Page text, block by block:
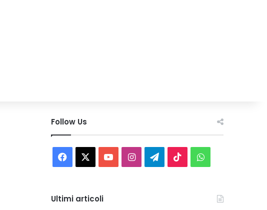
Follow Us
Facebook You InstagramTelegram
TikTokWhatsApp
Ultimi articoli